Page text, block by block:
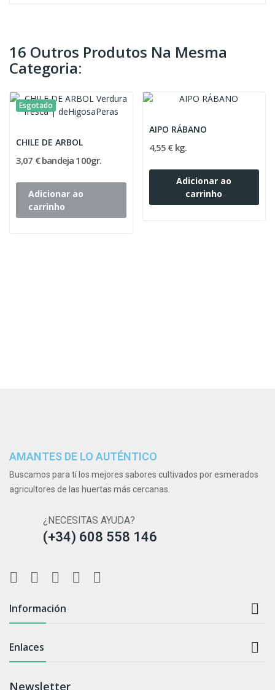
16 Outros Produtos Na Mesma
Categoria:
Esgotado
CHILE DE ARBOL
3,07 € bandeja 100gr.
Adicionar ao
carrinho
AIPO RÁBANO
4,55 € kg.
Adicionar ao
carrinho
AMANTES DE LO AUTÉNTICO
Buscamos para tí los mejores sabores cultivados por esmerados
agricultores de las huertas más cercanas.
¿NECESITAS AYUDA?
(+34) 608 558 146
Información 
Enlaces 
Newsletter